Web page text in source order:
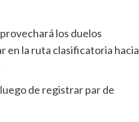
los duelos
en la ruta clasificatoria hacia
de registrar par de